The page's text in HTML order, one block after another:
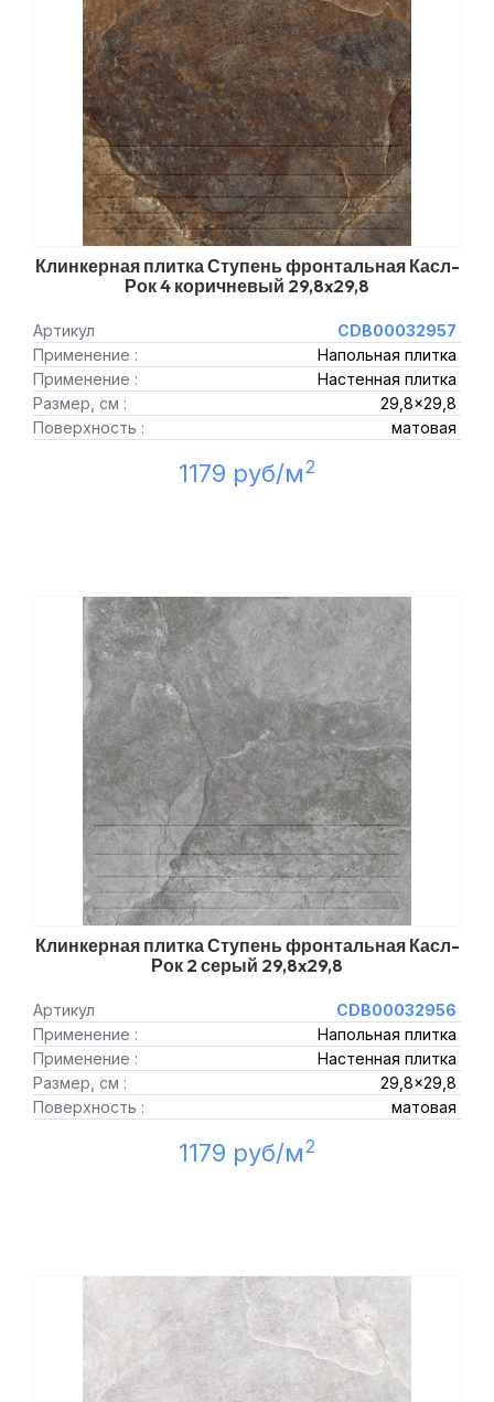
Клинкерная плитка Ступень фронтальная Касл-
Рок 4 коричневый 29,8x29,8
Артикул
CDB00032957
Применение :
Напольная плитка
Применение :
Настенная плитка
Размер, см :
29,8x29,8
Поверхность :
матовая
1179 руб/м2
Клинкерная плитка Ступень фронтальная Касл-
Рок 2 серый 29,8x29,8
Артикул
CDB00032956
Применение :
Напольная плитка
Применение :
Настенная плитка
Размер, см :
29,8x29,8
Поверхность :
матовая
1179 руб/м2